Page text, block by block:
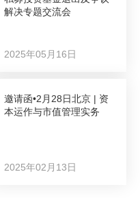
解决专题交流会
2025年05月16日
邀请函•2月28日北京 | 资
本运作与市值管理实务
2025年02月13日